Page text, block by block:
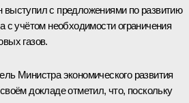
с предложениями по развитию
с учётом необходимости ограничения
газов.
Министра экономического развития
докладе отметил, что, поскольку